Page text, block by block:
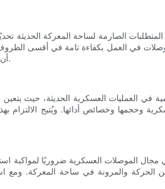
الصارمة لساحة المعركة الحديثة
في العمل بكفاءة تامة في أقسى
أن تكون الموصلات العسكرية مقاومة للتآكل والإشعاع والتداخل الكهرومغناطيسي، لضمان سلامة نقل البيانات ومنع اعتراضها غير المصرح به.
في العمليات العسكرية الحديثة، حيث
مجال الموصلات العسكرية ضروريًا لمواكبة
الحركة والمرونة في ساحة المعركة. ومع